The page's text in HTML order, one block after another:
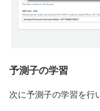
予測子の学習
次に予測子の学習を行